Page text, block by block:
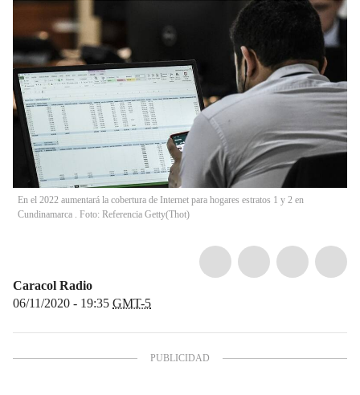
En el 2022 aumentará la cobertura de Internet para hogares estratos 1 y 2 en
Cundinamarca . Foto: Referencia Getty(Thot)
Caracol Radio
06/11/2020 - 19:35 GMT-5